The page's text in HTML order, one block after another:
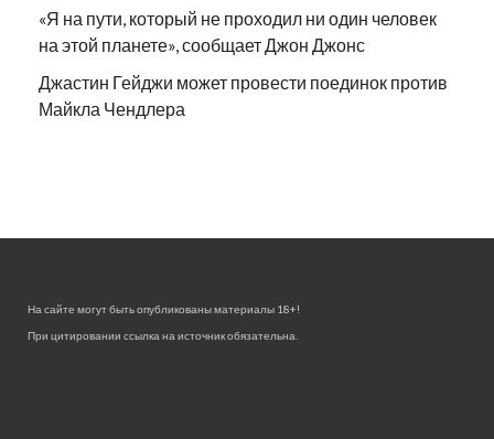
«Я на пути, который не проходил ни один человек
на этой планете», сообщает Джон Джонс
Джастин Гейджи может провести поединок против
Майкла Чендлера
На сайте могут быть опубликованы материалы 18+!
При цитировании ссылка на источник обязательна.